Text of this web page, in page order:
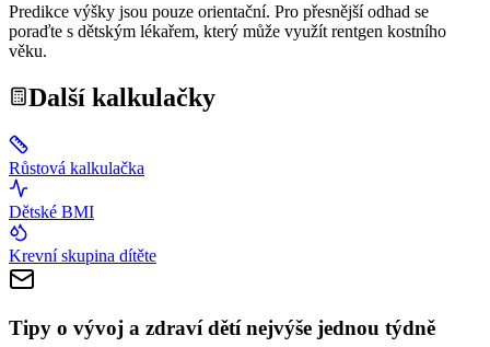
Predikce výšky jsou pouze orientační. Pro přesnější odhad se
poraďte s dětským lékařem, který může využít rentgen kostního
věku.
Další kalkulačky
Růstová kalkulačka
Dětské BMI
Krevní skupina dítěte
Tipy o vývoj a zdraví dětínejvýše jednou týdně